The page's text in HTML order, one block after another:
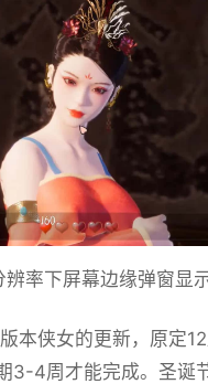
率下屏幕边缘弹窗显
本侠女的更新，原定
3-4周才能完成。圣诞